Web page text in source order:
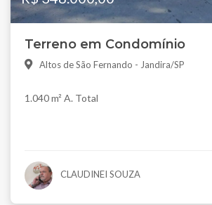
Terreno em Condomínio
Altos de São Fernando - Jandira/SP
1.040 m² A. Total
CLAUDINEI SOUZA